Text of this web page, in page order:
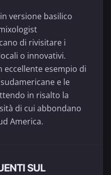
versione basilico
di rivisitare i
o innovativi.
eccellente esempio di
e le
in risalto la
di cui abbondano
America.
SUL